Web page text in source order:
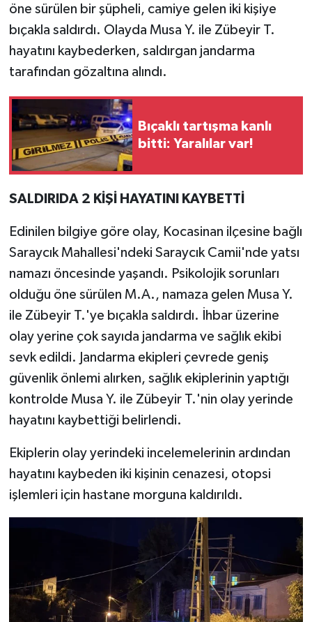
öne sürülen bir şüpheli, camiye gelen iki kişiye
bıçakla saldırdı. Olayda Musa Y. ile Zübeyir T.
hayatını kaybederken, saldırgan jandarma
tarafından gözaltına alındı.
Bıçaklı tartışma kanlı
bitti: Yaralılar var!
SALDIRIDA 2 KİŞİ HAYATINI KAYBETTİ
Edinilen bilgiye göre olay, Kocasinan ilçesine bağlı
Saraycık Mahallesi'ndeki Saraycık Camii'nde yatsı
namazı öncesinde yaşandı. Psikolojik sorunları
olduğu öne sürülen M.A., namaza gelen Musa Y.
ile Zübeyir T.'ye bıçakla saldırdı. İhbar üzerine
olay yerine çok sayıda jandarma ve sağlık ekibi
sevk edildi. Jandarma ekipleri çevrede geniş
güvenlik önlemi alırken, sağlık ekiplerinin yaptığı
kontrolde Musa Y. ile Zübeyir T.'nin olay yerinde
hayatını kaybettiği belirlendi.
Ekiplerin olay yerindeki incelemelerinin ardından
hayatını kaybeden iki kişinin cenazesi, otopsi
işlemleri için hastane morguna kaldırıldı.